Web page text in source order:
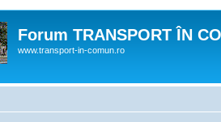
Forum TRANSPORT ÎN
www.transport-in-comun.ro